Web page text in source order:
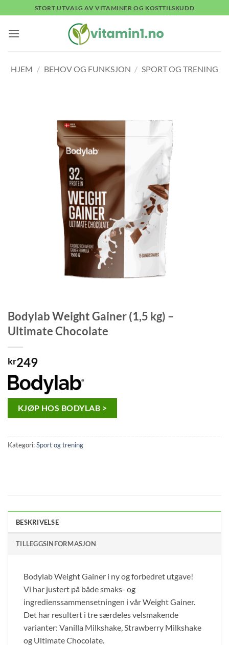
to
content
STORT UTVALG AV VITAMINER OG KOSTTILSKUDD
HJEM / BEHOV OG FUNKSJON / SPORT OG TRENING
Bodylab Weight Gainer (1,5 kg) –
Ultimate Chocolate
kr249
KJØP HOS BODYLAB >
Kategori:Sport og trening
BESKRIVELSE
TILLEGGSINFORMASJON
Bodylab Weight Gainer i ny og forbedret utgave!
Vi har justert på både smaks- og
ingredienssammensetningen i vår Weight Gainer.
Det har resultert i tre særdeles velsmakende
varianter: Vanilla Milkshake, Strawberry Milkshake
og Ultimate Chocolate.